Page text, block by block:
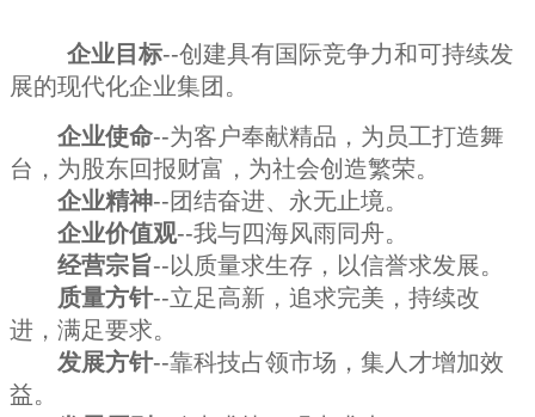
企业目标--创建具有国际竞争力和可持续发
展的现代化企业集团。
企业使命--为客户奉献精品，为员工打造舞
台，为股东回报财富，为社会创造繁荣。
企业精神--团结奋进、永无止境。
企业价值观--我与四海风雨同舟。
经营宗旨--以质量求生存，以信誉求发展。
质量方针--立足高新，追求完美，持续改
进，满足要求。
发展方针--靠科技占领市场，集人才增加效
益。